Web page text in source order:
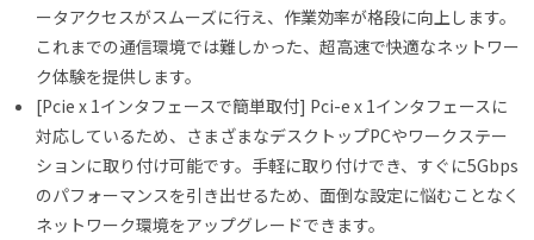
ータアクセスがスムーズに行え、作業効率が格段に向上します。
これまでの通信環境では難しかった、超高速で快適なネットワー
ク体験を提供します。
[Pcie x 1インタフェースで簡単取付] Pci-e x 1インタフェースに
対応しているため、さまざまなデスクトップPCやワークステー
ションに取り付け可能です。手軽に取り付けでき、すぐに5Gbps
のパフォーマンスを引き出せるため、面倒な設定に悩むことなく
ネットワーク環境をアップグレードできます。